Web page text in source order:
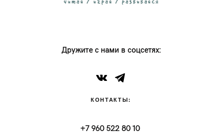
Дружите с нами в соцсетях:
КОНТАКТЫ:
+7 960 522 80 10